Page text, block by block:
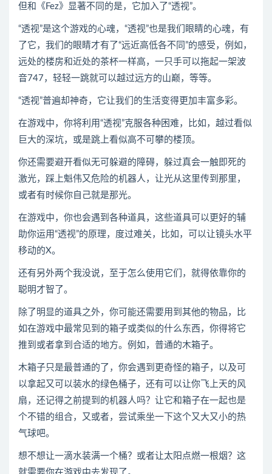
但和《Fez》显著不同的是，它加入了“透视”。
“透视”是这个游戏的心魂，“透视”也是我们眼睛的心魂，有
了它，我们的眼睛才有了“远近高低各不同”的感受，例如，
远处的楼房和近处的茶杯一样高，一只手可以拖起一架波
音747，轻轻一跳就可以越过远方的山巅，等等。
“透视”普遍却神奇，它让我们的生活变得更加丰富多彩。
在游戏中，你将利用“透视”克服各种困难，比如，越过看似
巨大的深坑，或是跳上看似高不可攀的楼顶。
你还需要避开看似无可躲避的障碍，躲过真会一触即死的
激光，踩上魁伟又危险的机器人，让光从这里传到那里，
或者有时候你自己就是那光。
在游戏中，你也会遇到各种道具，这些道具可以更好的辅
助你运用“透视”的原理，度过难关，比如，可以让镜头水平
移动的X。
还有另外两个我没说，至于怎么使用它们，就得依靠你的
聪明才智了。
除了明显的道具之外，你可能还需要用到其他的物品，比
如在游戏中最常见到的箱子或类似的什么东西，你得将它
推到或者拿到合适的地方。例如，普通的木箱子。
木箱子只是最普通的了，你会遇到更奇怪的箱子，以及可
以拿起又可以装水的绿色桶子，还有可以让你飞上天的风
扇，还记得之前提到的机器人吗？让它和箱子在一起也是
个不错的组合，又或者，尝试乘坐一下这个又大又小的热
气球吧。
想不想让一滴水装满一个桶？或者让太阳点燃一根烟？这